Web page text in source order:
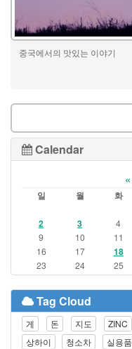
중국에서의 맛있는 이야기
Calendar
«
일 월 화
2
3 4
9
10 11
16
17 18
23
24 25
Tag Cloud
게 돈 지도 ZINC
상하이
청소차 실용품